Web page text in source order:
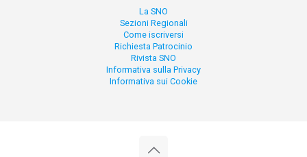
La SNO
Sezioni Regionali
Come iscriversi
Richiesta Patrocinio
Rivista SNO
Informativa sulla Privacy
Informativa sui Cookie